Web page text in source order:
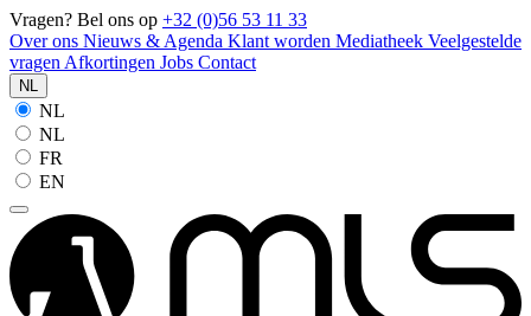
Vragen? Bel ons op +32 (0)56 53 11 33
Over ons Nieuws & Agenda Klant worden Mediatheek Veelgestelde
vragen Afkortingen Jobs Contact
NL
NL
NL
FR
EN